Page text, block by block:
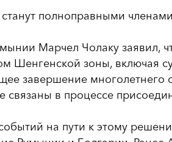
полноправными
Марчел Чолаку заявил,
Шенгенской зоны, включая
завершение
связаны в процессе
на пути к этому